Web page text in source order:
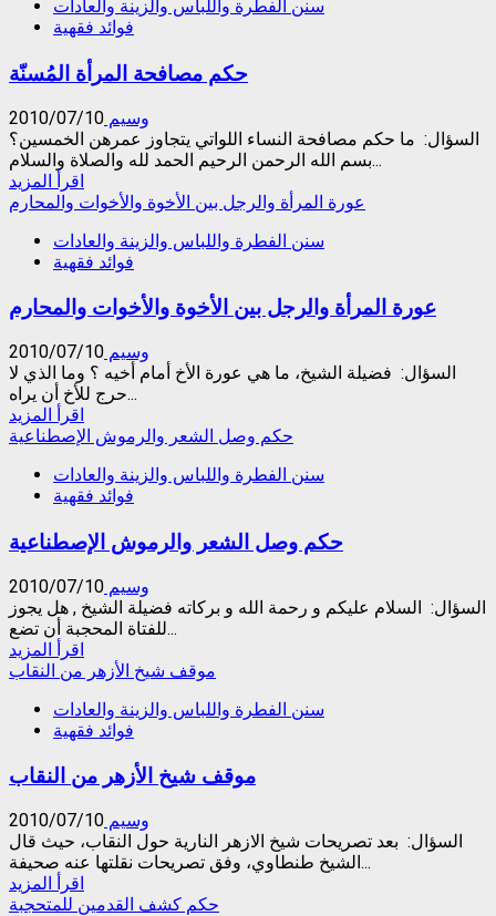
الحكم
الشرعي
فتاة
خلعت
الحجاب
بعد
ارتدائه
سنن الفطرة واللباس والزينة والعادات
فوائد فقهية
حكم مصافحة المرأة المُسنّة
وسيم 2010/07/10
السؤال: ما حكم مصافحة النساء اللواتي يتجاوز عمرهن الخمسين؟
بسم الله الرحمن الرحيم الحمد لله والصلاة والسلام...
اقرأ المزيد
more
حكم
مصافحة
المُسنّة
عورة المرأة والرجل بين الأخوة والأخوات والمحارم
سنن الفطرة واللباس والزينة والعادات
فوائد فقهية
عورة المرأة والرجل بين الأخوة والأخوات والمحارم
وسيم 2010/07/10
السؤال: فضيلة الشيخ، ما هي عورة الأخ أمام أخيه ؟ وما الذي لا
حرج للأخ أن يراه...
اقرأ المزيد
more
عورة
المرأة
بين
الأخوة
والأخوات
والمحارم
حكم وصل الشعر والرموش الإصطناعية
سنن الفطرة واللباس والزينة والعادات
فوائد فقهية
حكم وصل الشعر والرموش الإصطناعية
وسيم 2010/07/10
السؤال: السلام عليكم و رحمة الله و بركاته فضيلة الشيخ , هل يجوز
للفتاة المحجبة أن تضع...
اقرأ المزيد
more
حكم
وصل
والرموش
الإصطناعية
موقف شيخ الأزهر من النقاب
سنن الفطرة واللباس والزينة والعادات
فوائد فقهية
موقف شيخ الأزهر من النقاب
وسيم 2010/07/10
السؤال: بعد تصريحات شيخ الازهر النارية حول النقاب، حيث قال
الشيخ طنطاوي، وفق تصريحات نقلتها عنه صحيفة...
اقرأ المزيد
more
حكم كشف القدمين للمتحجبة